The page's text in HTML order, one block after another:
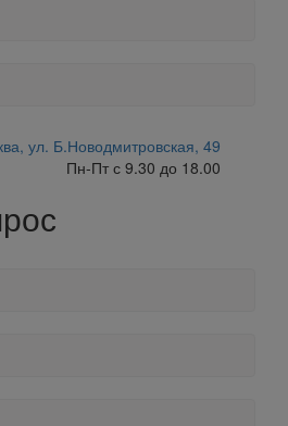
ул. Б.Новодмитровская, 49
Пн-Пт с 9.30 до 18.00